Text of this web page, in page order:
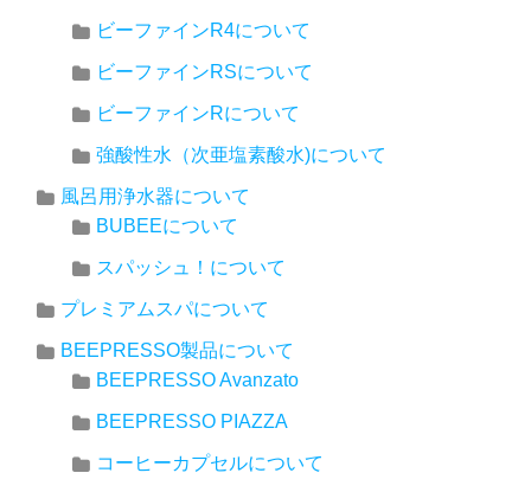
ビーファインR4について
ビーファインRSについて
ビーファインRについて
強酸性水（次亜塩素酸水)について
風呂用浄水器について
BUBEEについて
スパッシュ！について
プレミアムスパについて
BEEPRESSO製品について
BEEPRESSO Avanzato
BEEPRESSO PIAZZA
コーヒーカプセルについて